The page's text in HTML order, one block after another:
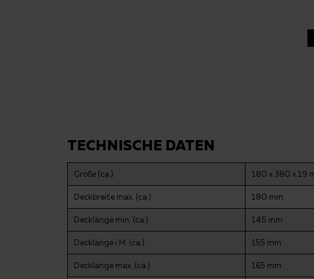
TECHNISCHE DATEN
Größe (ca.) 180 x 380 x 19
Deckbreite max. (ca.) 180 mm
Decklänge min. (ca.) 145 mm
Decklänge i.M. (ca.) 155 mm
Decklänge max. (ca.) 165 mm